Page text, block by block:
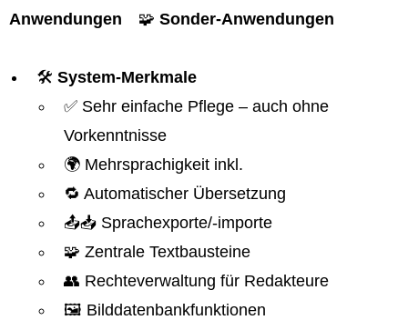
Anwendungen 🧩 Sonder-Anwendungen
🛠️ System-Merkmale
✅ Sehr einfache Pflege – auch ohne
Vorkenntnisse
🌍 Mehrsprachigkeit inkl.
🔁 Automatischer Übersetzung
📤📥 Sprachexporte/-importe
🧩 Zentrale Textbausteine
👥 Rechteverwaltung für Redakteure
🖼️ Bilddatenbankfunktionen